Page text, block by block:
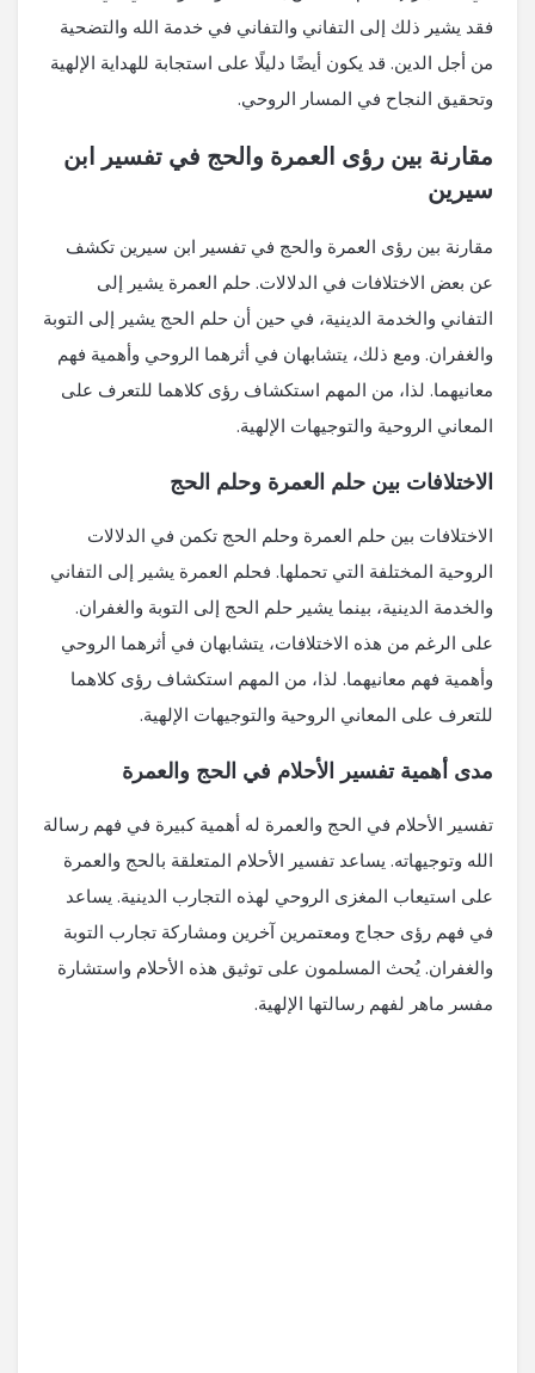
فقد يشير ذلك إلى التفاني والتفاني في خدمة الله والتضحية
من أجل الدين. قد يكون أيضًا دليلًا على استجابة للهداية الإلهية
وتحقيق النجاح في المسار الروحي.
مقارنة بين رؤى العمرة والحج في تفسير ابن
سيرين
مقارنة بين رؤى العمرة والحج في تفسير ابن سيرين تكشف
عن بعض الاختلافات في الدلالات. حلم العمرة يشير إلى
التفاني والخدمة الدينية، في حين أن حلم الحج يشير إلى التوبة
والغفران. ومع ذلك، يتشابهان في أثرهما الروحي وأهمية فهم
معانيهما. لذا، من المهم استكشاف رؤى كلاهما للتعرف على
المعاني الروحية والتوجيهات الإلهية.
الاختلافات بين حلم العمرة وحلم الحج
الاختلافات بين حلم العمرة وحلم الحج تكمن في الدلالات
الروحية المختلفة التي تحملها. فحلم العمرة يشير إلى التفاني
والخدمة الدينية، بينما يشير حلم الحج إلى التوبة والغفران.
على الرغم من هذه الاختلافات، يتشابهان في أثرهما الروحي
وأهمية فهم معانيهما. لذا، من المهم استكشاف رؤى كلاهما
للتعرف على المعاني الروحية والتوجيهات الإلهية.
مدى أهمية تفسير الأحلام في الحج والعمرة
تفسير الأحلام في الحج والعمرة له أهمية كبيرة في فهم رسالة
الله وتوجيهاته. يساعد تفسير الأحلام المتعلقة بالحج والعمرة
على استيعاب المغزى الروحي لهذه التجارب الدينية. يساعد
في فهم رؤى حجاج ومعتمرين آخرين ومشاركة تجارب التوبة
والغفران. يُحث المسلمون على توثيق هذه الأحلام واستشارة
مفسر ماهر لفهم رسالتها الإلهية.